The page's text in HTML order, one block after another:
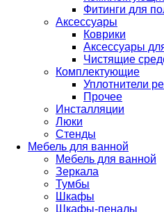
Фитинги для
Аксессуары
Коврики
Аксессуары
Чистящие
Комплектующие
Уплотнители
Прочее
Инсталляции
Люки
Стенды
Мебель для ванной
Мебель для ванной
Зеркала
Тумбы
Шкафы
Шкафы-пеналы